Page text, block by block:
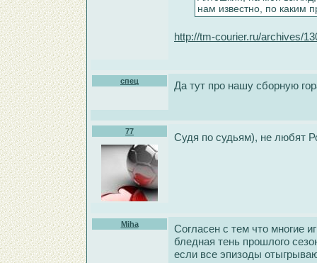
нам известно, по каким
http://tm-courier.ru/archives/
спец Да тут про нашу сборную
77 Судя по судьям), не любят
Miha
Согласен с тем что многие
бледная тень прошлого
если все эпизоды